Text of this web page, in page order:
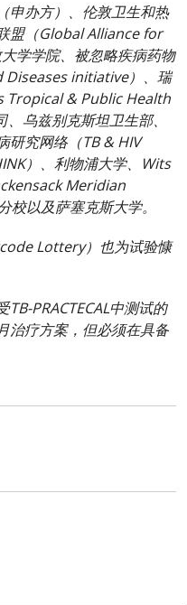
申办方）、伦敦卫生和热
盟（Global Alliance for
学学院、被忽略疾病药物
initiative）、瑞
Tropical & Public Health
乌兹别克斯坦卫生部、
研究网络（TB & HIV
）、利物浦大学、Wits
Meridian
以及萨塞克斯大学。
Lottery）也为试验慷
PRACTECAL中测试的
治疗方案，但必须在具备